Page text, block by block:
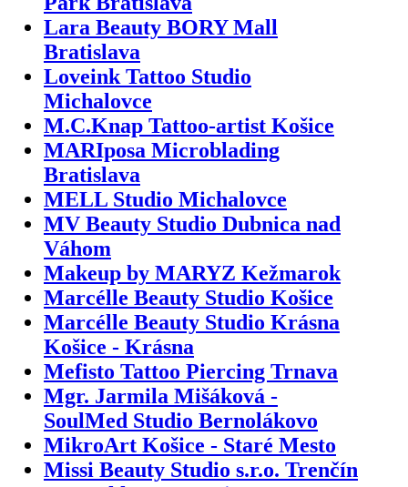
Lara Beauty BORY Mall
Bratislava
Loveink Tattoo Studio
Michalovce
M.C.Knap Tattoo-artist Košice
MARIposa Microblading
Bratislava
MELL Studio Michalovce
MV Beauty Studio Dubnica nad
Váhom
Makeup by MARYZ Kežmarok
Marcélle Beauty Studio Košice
Marcélle Beauty Studio Krásna
Košice - Krásna
Mefisto Tattoo Piercing Trnava
Mgr. Jarmila Mišáková -
SoulMed Studio Bernolákovo
MikroArt Košice - Staré Mesto
Missi Beauty Studio s.r.o. Trenčín